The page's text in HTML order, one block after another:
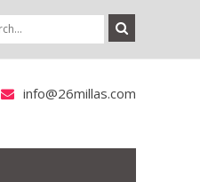
info@26millas.com